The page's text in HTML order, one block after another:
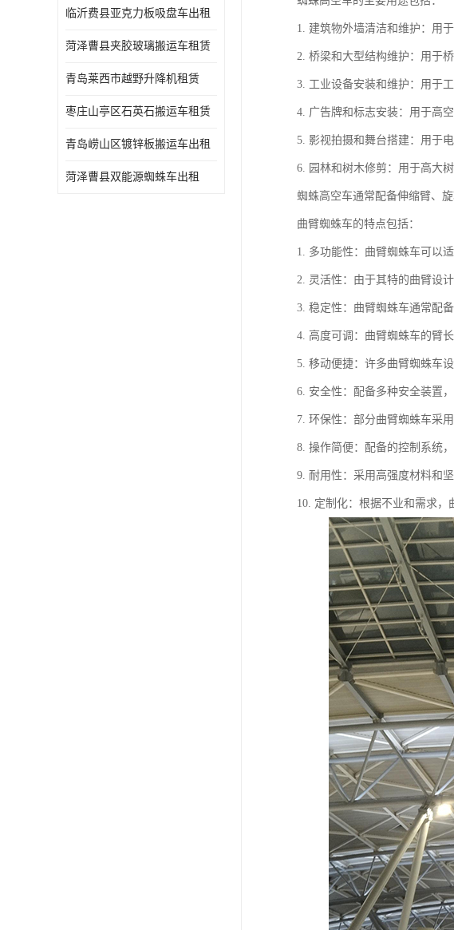
临沂费县亚克力板吸盘车出租
菏泽曹县夹胶玻璃搬运车租赁
青岛莱西市越野升降机租赁
枣庄山亭区石英石搬运车租赁
青岛崂山区镀锌板搬运车出租
菏泽曹县双能源蜘蛛车出租
1. 建筑物外墙清洁和维护：用
2. 桥梁和大型结构维护：用于
3. 工业设备安装和维护：用于
4. 广告牌和标志安装：用于高
5. 影视拍摄和舞台搭建：用于
6. 园林和树木修剪：用于高大
蜘蛛高空车通常配备伸缩臂、
曲臂蜘蛛车的特点包括：
1. 多功能性：曲臂蜘蛛车可以
2. 灵活性：由于其特的曲臂设
3. 稳定性：曲臂蜘蛛车通常配
4. 高度可调：曲臂蜘蛛车的臂
5. 移动便捷：许多曲臂蜘蛛车
6. 安全性：配备多种安全装置
7. 环保性：部分曲臂蜘蛛车采
8. 操作简便：配备的控制系统
9. 耐用性：采用高强度材料和
10. 定制化：根据不业和需求，